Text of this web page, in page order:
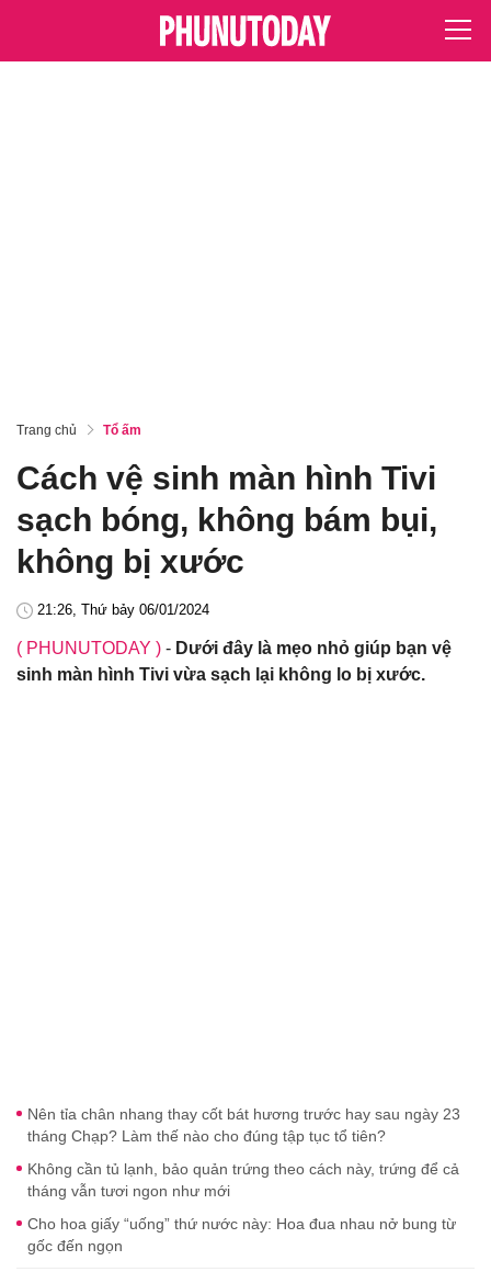
Trang chủ Tổ ấm
Cách vệ sinh màn hình Tivi
sạch bóng, không bám bụi,
không bị xước
21:26, Thứ bảy 06/01/2024
( PHUNUTODAY ) - Dưới đây là mẹo nhỏ giúp bạn vệ
sinh màn hình Tivi vừa sạch lại không lo bị xước.
Nên tỉa chân nhang thay cốt bát hương trước hay sau ngày 23
tháng Chạp? Làm thế nào cho đúng tập tục tổ tiên?
Không cần tủ lạnh, bảo quản trứng theo cách này, trứng để cả
tháng vẫn tươi ngon như mới
Cho hoa giấy “uống” thứ nước này: Hoa đua nhau nở bung từ
gốc đến ngọn